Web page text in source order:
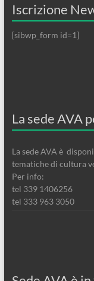
Iscrizione
[sibwp_form id=1]
La sede AVA
La sede AVA è
tematiche di cultura
Per info:
tel 339 1406256
tel 333 963 3050